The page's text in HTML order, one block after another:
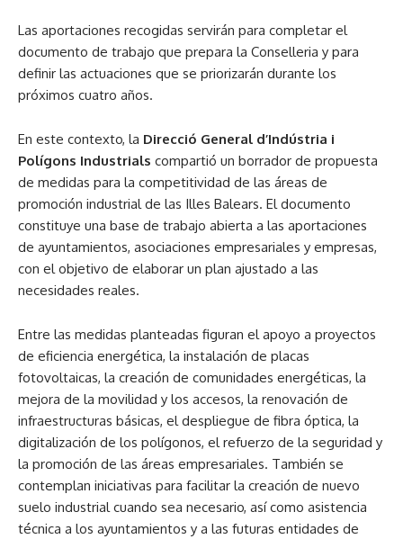
Las aportaciones recogidas servirán para completar el
documento de trabajo que prepara la Conselleria y para
definir las actuaciones que se priorizarán durante los
próximos cuatro años.
En este contexto, la Direcció General d’Indústria i
Polígons Industrials compartió un borrador de propuesta
de medidas para la competitividad de las áreas de
promoción industrial de las Illes Balears. El documento
constituye una base de trabajo abierta a las aportaciones
de ayuntamientos, asociaciones empresariales y empresas,
con el objetivo de elaborar un plan ajustado a las
necesidades reales.
Entre las medidas planteadas figuran el apoyo a proyectos
de eficiencia energética, la instalación de placas
fotovoltaicas, la creación de comunidades energéticas, la
mejora de la movilidad y los accesos, la renovación de
infraestructuras básicas, el despliegue de fibra óptica, la
digitalización de los polígonos, el refuerzo de la seguridad y
la promoción de las áreas empresariales. También se
contemplan iniciativas para facilitar la creación de nuevo
suelo industrial cuando sea necesario, así como asistencia
técnica a los ayuntamientos y a las futuras entidades de